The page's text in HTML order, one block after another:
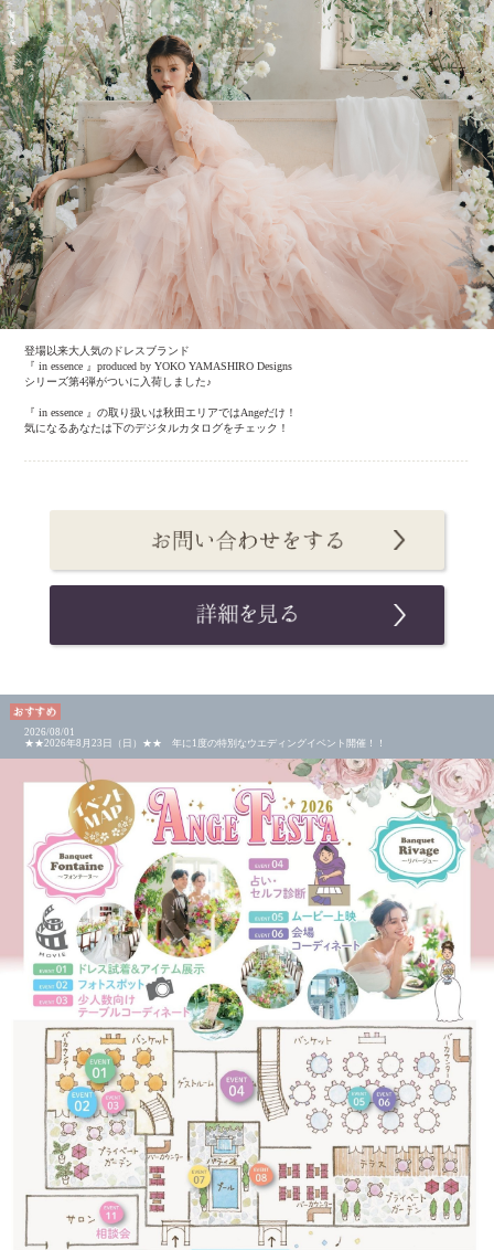
登場以来大人気のドレスブランド
『 in essence 』produced by YOKO YAMASHIRO Designs
シリーズ第4弾がついに入荷しました♪
『 in essence 』の取り扱いは秋田エリアではAngeだけ！
気になるあなたは下のデジタルカタログをチェック！
2026/08/01
★★2026年8月23日（日）★★ 年に1度の特別なウエディングイベント開催！！